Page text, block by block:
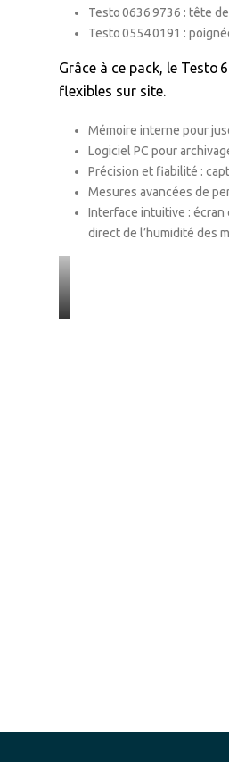
Testo 0636 9736 : tête
Testo 0554 0191 :
Grâce à ce pack, le Testo
flexibles sur site.
Mémoire interne pour
Logiciel PC pour
Précision et fiabilité :
Mesures avancées de
Interface intuitive : écran
direct de l’humidité des